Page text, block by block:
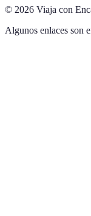
© 2026 Viaja con
Algunos enlaces son